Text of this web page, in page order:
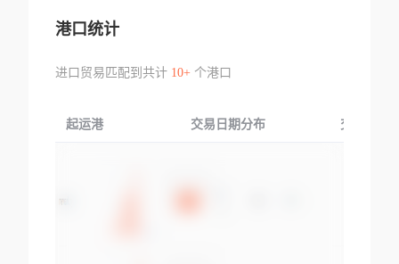
港口统计
进口贸易匹配到共计 10+个港口
起运港 交易日期分布 交易产品